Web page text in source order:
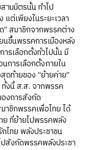
มมิตรนั้น ทำไป
ต่เพียงในระยะเวลา
” สมาชิกจากพรรคต่าง
นขึ้นพรรคการเมืองหลัง
รเลือกตั้งทั่วไปนั้น มี
การเลือกตั้งภายใน
ดท้ายของ “ย้ายค่าย”
ทั้งนี้ ส.ส. จากพรรค
องการสังกัด
าชิกพรรคเพื่อไทย ได้
ที่ย้ายไปพรรคพลัง
ไทย พลังประชาชน
สังกัดพรรคพลังประชา